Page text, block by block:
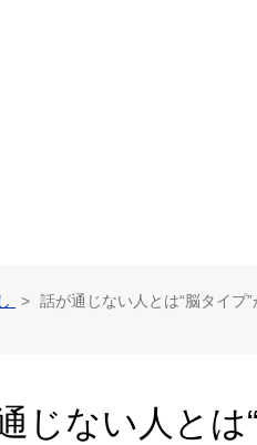
話が通じない人とは“脳タイプ
じない人とは